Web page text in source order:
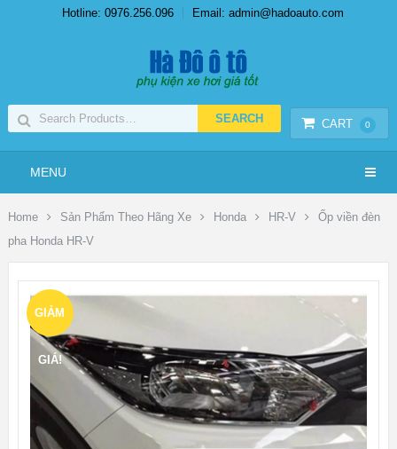
Hotline: 0976.256.096 Email: admin@hadoauto.com
CART 0
MENU
Home Sản Phẩm Theo Hãng Xe Honda HR-V
Ốp viền đèn
pha Honda HR-V
GIẢM
GIÁ!